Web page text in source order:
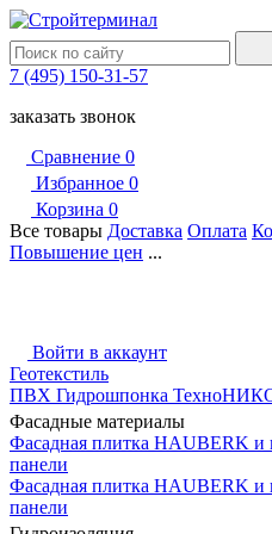
7 (495) 150-31-57
заказать звонок
Сравнение 0
Избранное 0
Корзина 0
Все товары Доставка Оплата
Повышение цен ...
Войти в аккаунт
Геотекстиль
ПВХ Гидрошпонка
Фасадные материалы
Фасадная плитка HAUBERK
панели
Фасадная плитка HAUBERK
панели